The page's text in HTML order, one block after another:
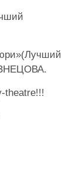
theatre!!!